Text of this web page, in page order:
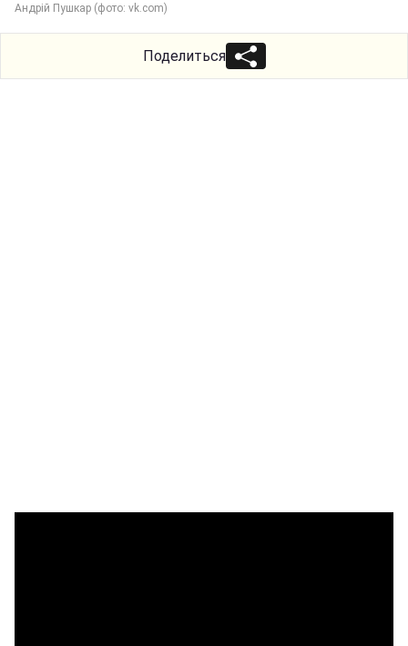
Андрій Пушкар (фото: vk.com)
Поделиться